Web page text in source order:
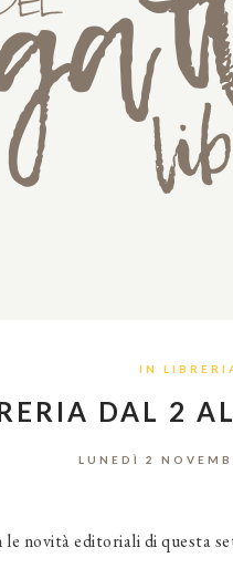
IN
DAL 2
LUNEDÌ 2
novità editoriali di questa